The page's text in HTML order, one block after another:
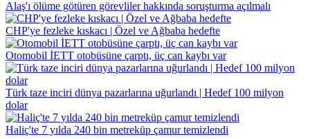
Alaş'ı ölüme götüren görevliler hakkında soruşturma açılmalı
CHP'ye fezleke kıskacı | Özel ve Ağbaba hedefte
Otomobil İETT otobüsüne çarptı, üç can kaybı var
Türk taze inciri dünya pazarlarına uğurlandı | Hedef 100 milyon
dolar
Haliç'te 7 yılda 240 bin metreküp çamur temizlendi